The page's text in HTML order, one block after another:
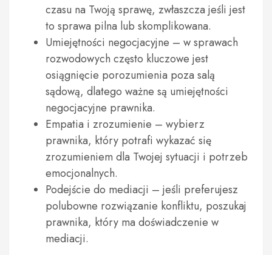
czasu na Twoją sprawę, zwłaszcza jeśli jest
to sprawa pilna lub skomplikowana.
Umiejętności negocjacyjne – w sprawach
rozwodowych często kluczowe jest
osiągnięcie porozumienia poza salą
sądową, dlatego ważne są umiejętności
negocjacyjne prawnika.
Empatia i zrozumienie – wybierz
prawnika, który potrafi wykazać się
zrozumieniem dla Twojej sytuacji i potrzeb
emocjonalnych.
Podejście do mediacji – jeśli preferujesz
polubowne rozwiązanie konfliktu, poszukaj
prawnika, który ma doświadczenie w
mediacji.